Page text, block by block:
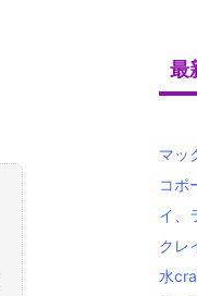
最
マッ
コボ
イ、
クレ
水